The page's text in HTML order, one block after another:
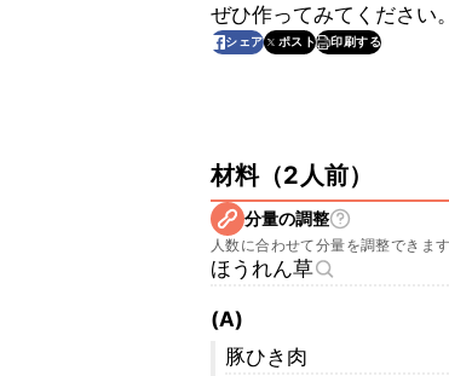
ぜひ作ってみてください。
シェア ポスト 印刷する
材料（2人前）
分量の調整
人数に合わせて分量を調整できま
ほうれん草
(A)
豚ひき肉